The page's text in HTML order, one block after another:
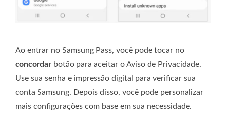
Ao entrar no Samsung Pass, você pode tocar no
concordar botão para aceitar o Aviso de Privacidade.
Use sua senha e impressão digital para verificar sua
conta Samsung. Depois disso, você pode personalizar
mais configurações com base em sua necessidade.